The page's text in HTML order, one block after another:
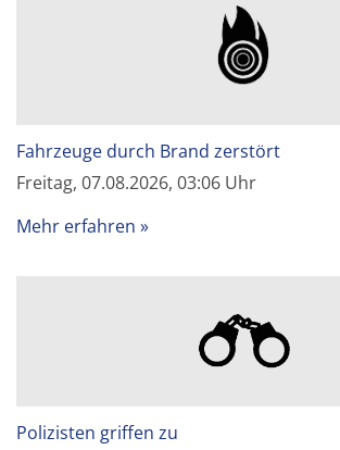
Fahrzeuge durch Brand zerstört
Freitag, 07.08.2026, 03:06 Uhr
Mehr erfahren
Polizisten griffen zu